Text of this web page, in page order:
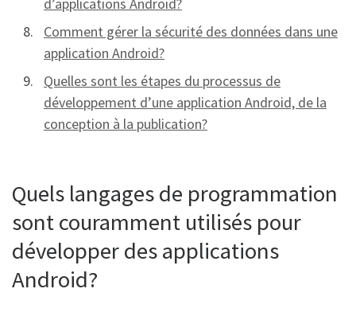
d’applications Android?
Comment gérer la sécurité des données dans une
application Android?
Quelles sont les étapes du processus de
développement d’une application Android, de la
conception à la publication?
Quels langages de programmation
sont couramment utilisés pour
développer des applications
Android?